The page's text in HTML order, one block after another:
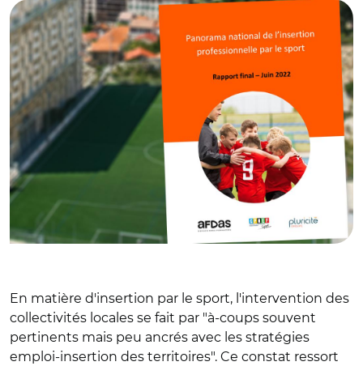
En matière d'insertion par le sport, l'intervention des
collectivités locales se fait par "à-coups souvent
pertinents mais peu ancrés avec les stratégies
emploi-insertion des territoires". Ce constat ressort